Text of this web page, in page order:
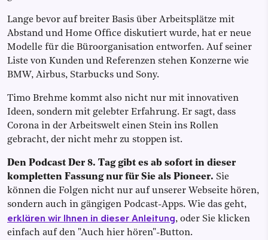
Lange bevor auf breiter Basis über Arbeitsplätze mit
Abstand und Home Office diskutiert wurde, hat er neue
Modelle für die Büroorganisation entworfen. Auf seiner
Liste von Kunden und Referenzen stehen Konzerne wie
BMW, Airbus, Starbucks und Sony.
Timo Brehme kommt also nicht nur mit innovativen
Ideen, sondern mit gelebter Erfahrung. Er sagt, dass
Corona in der Arbeitswelt einen Stein ins Rollen
gebracht, der nicht mehr zu stoppen ist.
Den Podcast Der 8. Tag gibt es ab sofort in dieser
kompletten Fassung nur für Sie als Pioneer. Sie
können die Folgen nicht nur auf unserer Webseite hören,
sondern auch in gängigen Podcast-Apps. Wie das geht,
erklären wir Ihnen in dieser Anleitung, oder Sie klicken
einfach auf den "Auch hier hören"-Button.